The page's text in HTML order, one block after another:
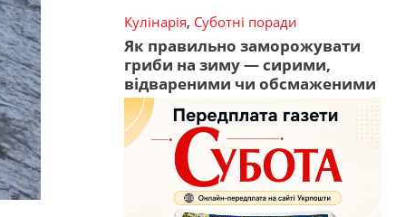
Кулінарія, Суботні поради
Як правильно заморожувати
гриби на зиму — сирими,
відвареними чи обсмаженими